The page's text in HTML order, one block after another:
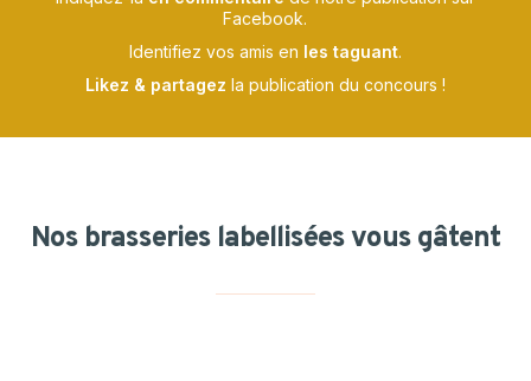
Facebook.
Identifiez vos amis en les taguant.
Likez & partagez la publication du concours !
Nos brasseries labelliséesvous gâtent